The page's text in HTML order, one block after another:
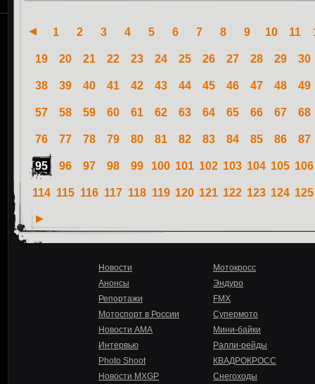
1 2 3 4 5 6 7 8 9 10 11
19 20 21 22 23 24 25 26 27 28 29 30
38 39 40 41 42 43 44 45 46 47 48 49
57 58 59 60 61 62 63 64 65 66 67 68
76 77 78 79 80 81 82 83 84 85 86 87
95 96 97 98 99 100 101 102 103 104 105 106
114 115 116 117 118 119 120 121 122 123 124 125
Новости
Анонсы
Репортажи
Мотоспорт в России
Новости AMA
Интервью
Photo Shoot
Новости MXGP
Мотокросс
Эндуро
FMX
Супермото
Мини-байки
Ралли-рейды
КВАДРОКРОСС
Снегоходы